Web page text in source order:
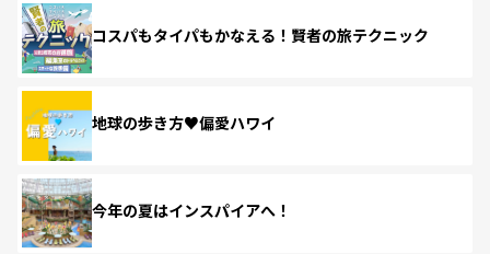
コスパもタイパもかなえる！賢者の旅テクニック
地球の歩き方♥偏愛ハワイ
今年の夏はインスパイアへ！